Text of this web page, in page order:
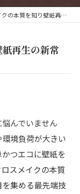
り壁紙再生の新常識を群馬県で実現する方法
再生の新常
んでいません
境負荷が大きい
つエコに壁紙を
スメイクの本質
集める最先端技